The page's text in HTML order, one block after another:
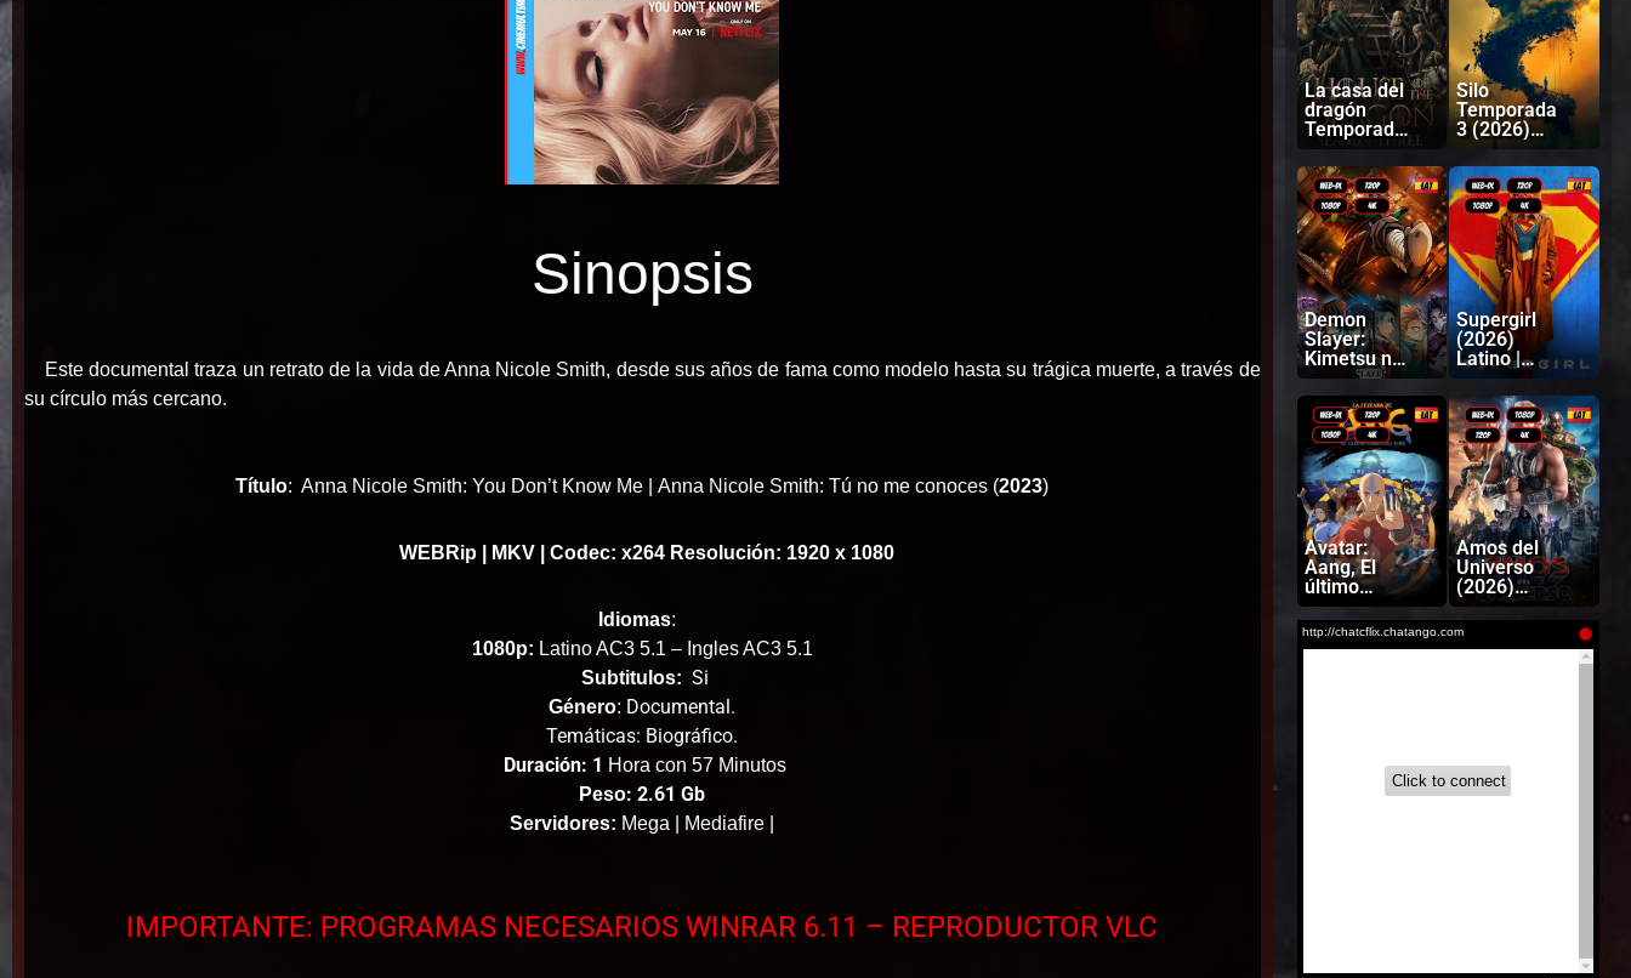
Sinopsis
Este documental traza un retrato de la vida de Anna Nicole Smith, desde sus años de fama como modelo hasta su trágica muerte, a través de
su círculo más cercano.
Título: Anna Nicole Smith: You Don’t Know Me | Anna Nicole Smith: Tú no me conoces (2023)
WEBRip | MKV | Codec: x264 Resolución: 1920 x 1080
Idiomas:
1080p: Latino AC3 5.1 – Ingles AC3 5.1
Subtitulos: Si
Género: Documental.
Temáticas: Biográfico.
Duración: 1 Hora con 57 Minutos
Peso: 2.61 Gb
Servidores: Mega | Mediafire |
IMPORTANTE: PROGRAMAS NECESARIOS WINRAR 6.11 – REPRODUCTOR VLC
La casa del
dragón
Temporada
3 (2026)
Latino |
Ingles
Silo
Temporada
3 (2026)
Latino |
Inglés
Demon
Slayer:
Kimetsu no
Yaiba
Castillo
infinito
(2025)
Latino |
Japonés
Supergirl
(2026)
Latino |
Inglés
Avatar:
Aang, El
último
Maestro
Aire (2026)
Latino |
Amos del
Universo
(2026)
Latino |
Inglés